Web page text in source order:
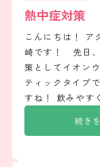
続き
熱中症対策
こんにちは！ ア
崎です！ 先日
策としてイオン
ティックタイプ
すね！ 飲みやす